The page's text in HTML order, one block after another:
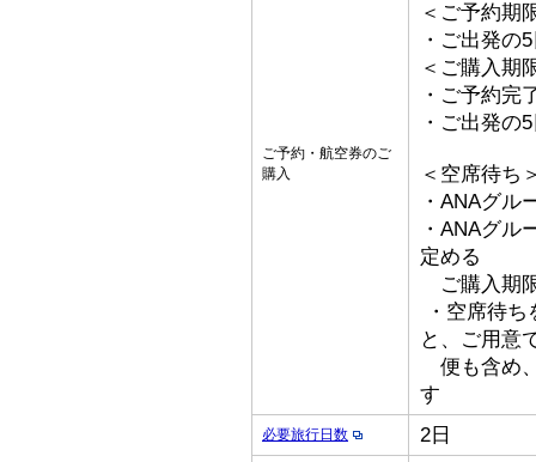
ご予約・航空券のご
購入
＜ご予約期
・ご出発の
＜ご購入期
・ご予約完
・ご出発の
＜空席待ち
・ANAグル
・ANAグル
定める
ご購入期
・空席待
と、ご用意
便も含め
す
必要旅行日数 2日